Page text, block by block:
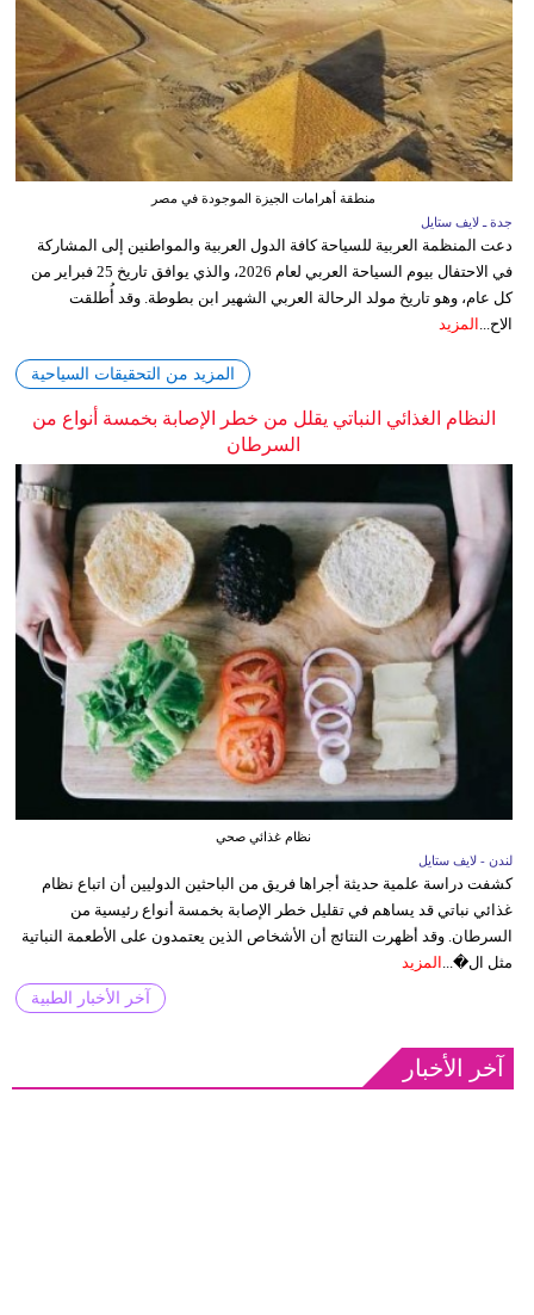
منطقة أهرامات الجيزة الموجودة في مصر
جدة ـ لايف ستايل
دعت المنظمة العربية للسياحة كافة الدول العربية والمواطنين إلى المشاركة
في الاحتفال بيوم السياحة العربي لعام 2026، والذي يوافق تاريخ 25 فبراير من
كل عام، وهو تاريخ مولد الرحالة العربي الشهير ابن بطوطة. وقد أُطلقت
الاح... المزيد
المزيد من التحقيقات السياحية
النظام الغذائي النباتي يقلل من خطر الإصابة بخمسة أنواع من
السرطان
نظام غذائي صحي
لندن - لايف ستايل
كشفت دراسة علمية حديثة أجراها فريق من الباحثين الدوليين أن اتباع نظام
غذائي نباتي قد يساهم في تقليل خطر الإصابة بخمسة أنواع رئيسية من
السرطان. وقد أظهرت النتائج أن الأشخاص الذين يعتمدون على الأطعمة النباتية
مثل ال�...
المزيد
آخر الأخبار الطبية
آخر الأخبار